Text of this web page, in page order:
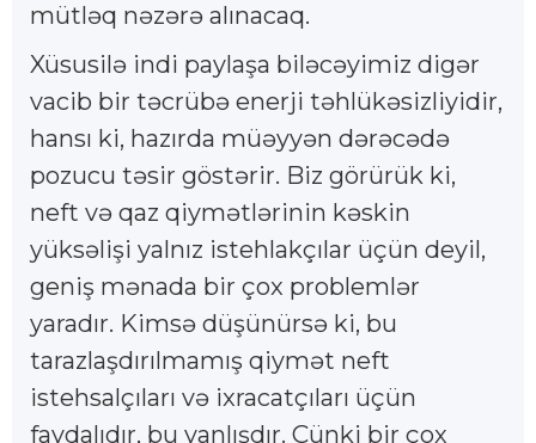
mütləq nəzərə alınacaq.
Xüsusilə indi paylaşa biləcəyimiz digər
vacib bir təcrübə enerji təhlükəsizliyidir,
hansı ki, hazırda müəyyən dərəcədə
pozucu təsir göstərir. Biz görürük ki,
neft və qaz qiymətlərinin kəskin
yüksəlişi yalnız istehlakçılar üçün deyil,
geniş mənada bir çox problemlər
yaradır. Kimsə düşünürsə ki, bu
tarazlaşdırılmamış qiymət neft
istehsalçıları və ixracatçıları üçün
faydalıdır, bu yanlışdır. Çünki bir çox